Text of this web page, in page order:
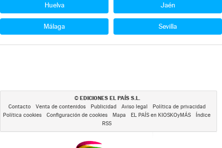
Huelva Jaén
Málaga Sevilla
© EDICIONES EL PAÍS S.L.
Contacto Venta de contenidos Publicidad Aviso legal
Política de privacidad
Política cookies
Configuración de cookies Mapa EL PAÍS en KIOSKOyMÁS
Índice
RSS